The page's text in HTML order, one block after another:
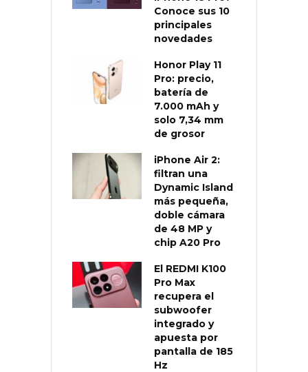
Conoce sus 10
principales
novedades
Honor Play 11
Pro: precio,
batería de
7.000 mAh y
solo 7,34 mm
de grosor
iPhone Air 2:
filtran una
Dynamic Island
más pequeña,
doble cámara
de 48 MP y
chip A20 Pro
El REDMI K100
Pro Max
recupera el
subwoofer
integrado y
apuesta por
pantalla de 185
Hz